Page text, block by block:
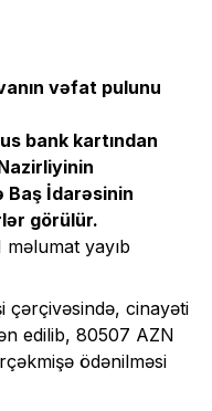
nın vəfat pulunu
bank kartından
Baş İdarəsinin
görülür.
yayıb
çərçivəsində, cinayəti
edilib, 80507 AZN
ödənilməsi